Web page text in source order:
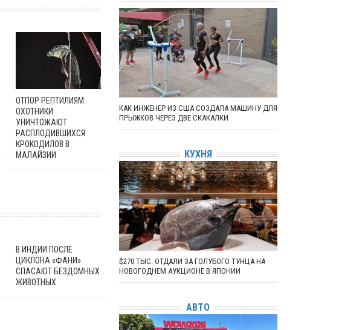
ОТПОР РЕПТИЛИЯМ:
ОХОТНИКИ
УНИЧТОЖАЮТ
РАСПЛОДИВШИХСЯ
КРОКОДИЛОВ В
МАЛАЙЗИИ
В ИНДИИ ПОСЛЕ
ЦИКЛОНА «ФАНИ»
СПАСАЮТ БЕЗДОМНЫХ
ЖИВОТНЫХ
КАК ИНЖЕНЕР ИЗ США СОЗДАЛА МАШИНУ ДЛЯ
ПРЫЖКОВ ЧЕРЕЗ ДВЕ СКАКАЛКИ
КУХНЯ
$270 ТЫС. ОТДАЛИ ЗА ГОЛУБОГО ТУНЦА НА
НОВОГОДНЕМ АУКЦИОНЕ В ЯПОНИИ
АВТО